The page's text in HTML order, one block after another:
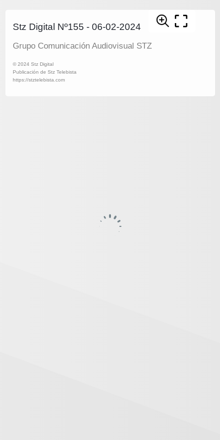
Stz Digital Nº155 - 06-02-2024
Grupo Comunicación Audiovisual STZ
© 2024 Stz Digital
Publicación de Stz Telebista
https://stztelebista.com